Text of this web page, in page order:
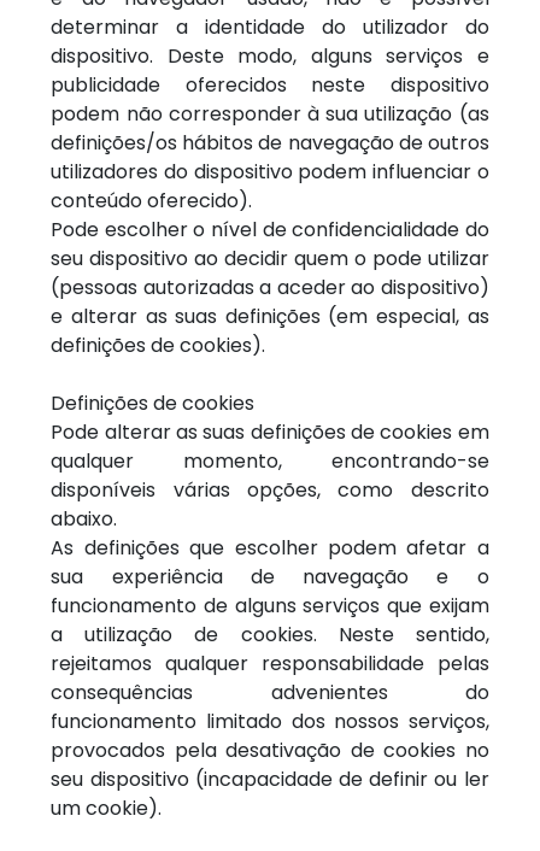
determinar a identidade do utilizador do
dispositivo. Deste modo, alguns serviços e
publicidade oferecidos neste dispositivo
podem não corresponder à sua utilização (as
definições/os hábitos de navegação de outros
utilizadores do dispositivo podem influenciar o
conteúdo oferecido).
Pode escolher o nível de confidencialidade do
seu dispositivo ao decidir quem o pode utilizar
(pessoas autorizadas a aceder ao dispositivo)
e alterar as suas definições (em especial, as
definições de cookies).
Definições de cookies
Pode alterar as suas definições de cookies em
qualquer momento, encontrando-se
disponíveis várias opções, como descrito
abaixo.
As definições que escolher podem afetar a
sua experiência de navegação e o
funcionamento de alguns serviços que exijam
a utilização de cookies. Neste sentido,
rejeitamos qualquer responsabilidade pelas
consequências advenientes do
funcionamento limitado dos nossos serviços,
provocados pela desativação de cookies no
seu dispositivo (incapacidade de definir ou ler
um cookie).